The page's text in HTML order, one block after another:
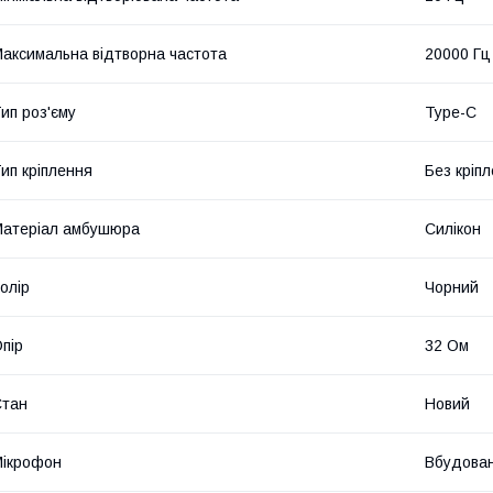
відтворна частота 20000 Гц
роз'єму Type-C
кріплення Без
амбушюра Силікон
Чорний
32 Ом
Новий